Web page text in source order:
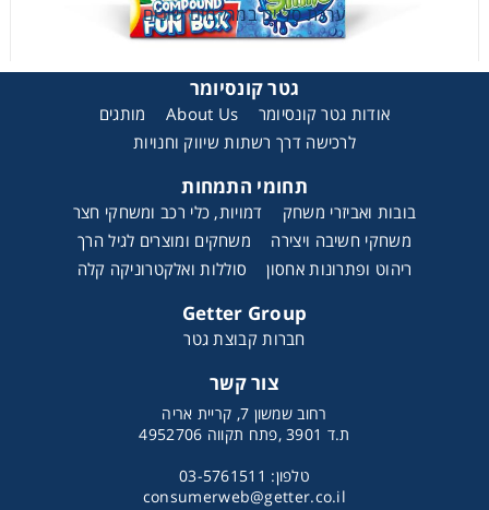
ערכת סליים במרקמים שונים
גטר קונסיומר
אודות גטר קונסיומר About Us
מותגים
לרכישה דרך רשתות שיווק וחנויות
תחומי התמחות
בובות ואביזרי משחק
דמויות, כלי רכב ומשחקי חצר
משחקי חשיבה ויצירה
משחקים ומוצרים לגיל הרך
ריהוט ופתרונות אחסון
סוללות ואלקטרוניקה קלה
Getter Group
חברות קבוצת גטר
צור קשר
רחוב שמשון 7, קריית אריה
ת.ד 3901 ,פתח תקווה 4952706
טלפון: 03-5761511
consumerweb@getter.co.il
ערכת סליים במרקמים שונים